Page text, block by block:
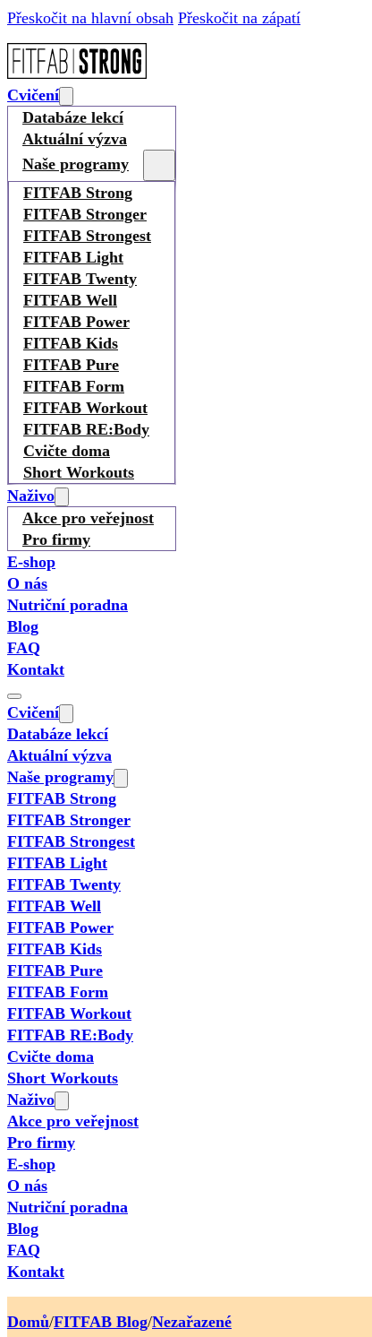
Přeskočit na hlavní obsah Přeskočit na zápatí
Cvičení
Databáze lekcí
Aktuální výzva
Naše programy
FITFAB Strong
FITFAB Stronger
FITFAB Strongest
FITFAB Light
FITFAB Twenty
FITFAB Well
FITFAB Power
FITFAB Kids
FITFAB Pure
FITFAB Form
FITFAB Workout
FITFAB RE:Body
Cvičte doma
Short Workouts
Naživo
Akce pro veřejnost
Pro firmy
E-shop
O nás
Nutriční poradna
Blog
FAQ
Kontakt
Cvičení
Databáze lekcí
Aktuální výzva
Naše programy
FITFAB Strong
FITFAB Stronger
FITFAB Strongest
FITFAB Light
FITFAB Twenty
FITFAB Well
FITFAB Power
FITFAB Kids
FITFAB Pure
FITFAB Form
FITFAB Workout
FITFAB RE:Body
Cvičte doma
Short Workouts
Naživo
Akce pro veřejnost
Pro firmy
E-shop
O nás
Nutriční poradna
Blog
FAQ
Kontakt
Domů/FITFAB Blog/Nezařazené